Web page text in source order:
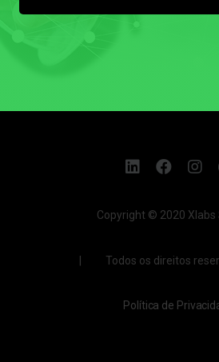
Copyright © 2020 Xlabs
| Todos os direitos
Política de